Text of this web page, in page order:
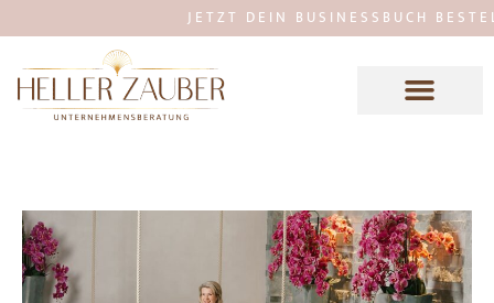
JETZT DEIN BUSINESSBUCH